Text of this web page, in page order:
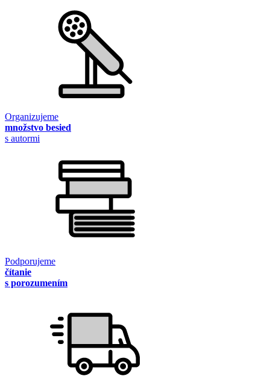
Organizujeme
množstvo besied
s autormi
Podporujeme
čítanie
s porozumením